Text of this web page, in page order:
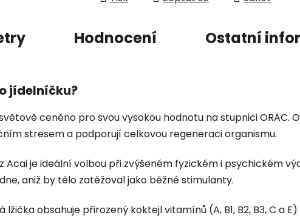
Hodnocení Ostatní
jídelníčku?
ceněno pro svou vysokou hodnotu na stupnici ORAC.
stresem a podporují celkovou regeneraci organismu.
Acai je ideální volbou při zvýšeném fyzickém i psychickém
aniž by tělo zatěžoval jako běžné stimulanty.
lžička obsahuje přirozený koktejl vitamínů (A, B1, B2, B3, C a